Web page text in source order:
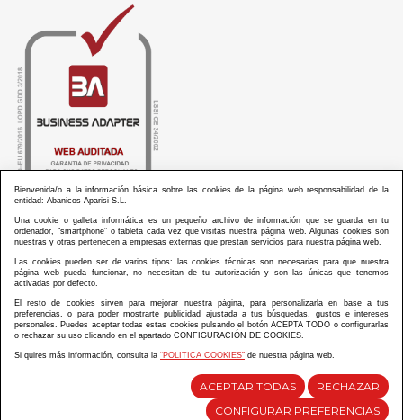
ABANICOS APARISI S.L. ha recibido por parte de La Generalitat Valenciana, la cantidad de
100.000 € en apoyo al proyecto HISOLV/2021/3933/46 del PLAN EMPRESARIAL “PLAN RESISITIR
ABANICOS APARISI S.L. ha recibido por parte de La Generalitat Valenciana, la cantidad de 7.000
€ en apoyo al proyecto CMARTE/2021/265/46 del PLAN AYUDAS DIRECTAS ARTESANIA “CMARTE”.
Diseño y desarrollo web Im3diA comunicación
Bienvenida/o a la información básica sobre las cookies de la página web responsabilidad de la
entidad: Abanicos Aparisi S.L.
Una cookie o galleta informática es un pequeño archivo de información que se guarda en tu
ordenador, “smartphone” o tableta cada vez que visitas nuestra página web. Algunas cookies son
nuestras y otras pertenecen a empresas externas que prestan servicios para nuestra página web.
Las cookies pueden ser de varios tipos: las cookies técnicas son necesarias para que nuestra
página web pueda funcionar, no necesitan de tu autorización y son las únicas que tenemos
activadas por defecto.
El resto de cookies sirven para mejorar nuestra página, para personalizarla en base a tus
preferencias, o para poder mostrarte publicidad ajustada a tus búsquedas, gustos e intereses
personales. Puedes aceptar todas estas cookies pulsando el botón ACEPTA TODO o configurarlas
o rechazar su uso clicando en el apartado CONFIGURACIÓN DE COOKIES.
Si quires más información, consulta la “POLITICA COOKIES” de nuestra página web.
ACEPTAR TODAS
RECHAZAR
CONFIGURAR PREFERENCIAS